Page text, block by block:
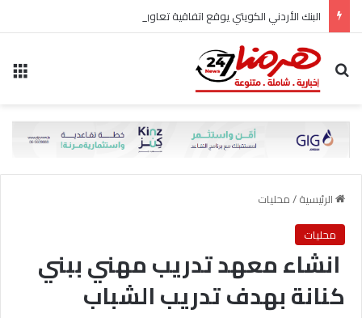
بحث عن
الرئيسية/محليات
محليات
‎ ‎انشاء معهد تدريب مهني ببني
كنانة بهدف تدريب الشباب